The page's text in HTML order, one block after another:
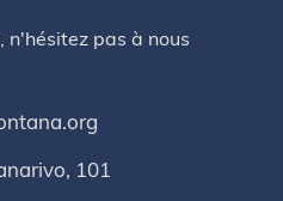
n'hésitez pas à nous
101